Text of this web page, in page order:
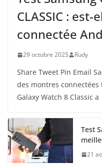
CLASSIC :
connectée
29 octobre 2025 Rudy
Share Tweet Pin Email
des montres
Galaxy Watch 8 Classic a
Test
21